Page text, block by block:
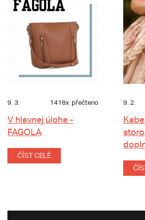
9. 3. 1418x přečteno
V hlavnej úlohe -
FAGOLA
ČÍST CELÉ
9. 2.